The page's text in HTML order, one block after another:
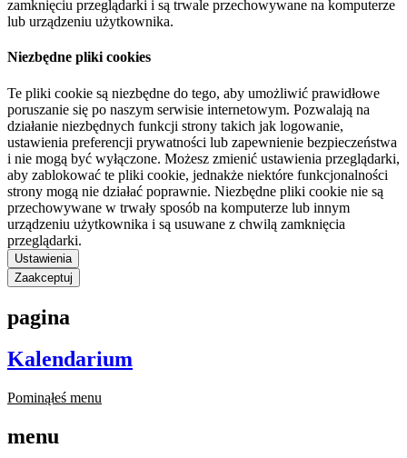
zamknięciu przeglądarki i są trwale przechowywane na komputerze
lub urządzeniu użytkownika.
Niezbędne pliki cookies
Te pliki cookie są niezbędne do tego, aby umożliwić prawidłowe
poruszanie się po naszym serwisie internetowym. Pozwalają na
działanie niezbędnych funkcji strony takich jak logowanie,
ustawienia preferencji prywatności lub zapewnienie bezpieczeństwa
i nie mogą być wyłączone. Możesz zmienić ustawienia przeglądarki,
aby zablokować te pliki cookie, jednakże niektóre funkcjonalności
strony mogą nie działać poprawnie. Niezbędne pliki cookie nie są
przechowywane w trwały sposób na komputerze lub innym
urządzeniu użytkownika i są usuwane z chwilą zamknięcia
przeglądarki.
Ustawienia
Zaakceptuj
pagina
Kalendarium
Pominąłeś menu
menu